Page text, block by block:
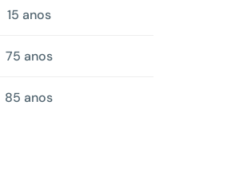
15 anos
75 anos
85 anos